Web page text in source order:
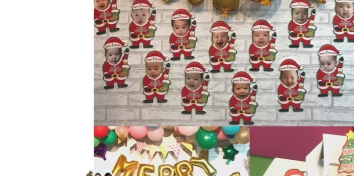
【party資訊（cake topper設計）】
專欄分享 bloggers